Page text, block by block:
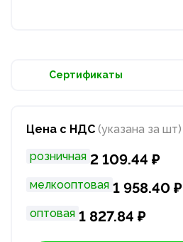
Сертификаты
Цена с НДС (указана за шт)
розничная 2 109.44 ₽
мелкооптовая 1 958.40 ₽
оптовая 1 827.84 ₽